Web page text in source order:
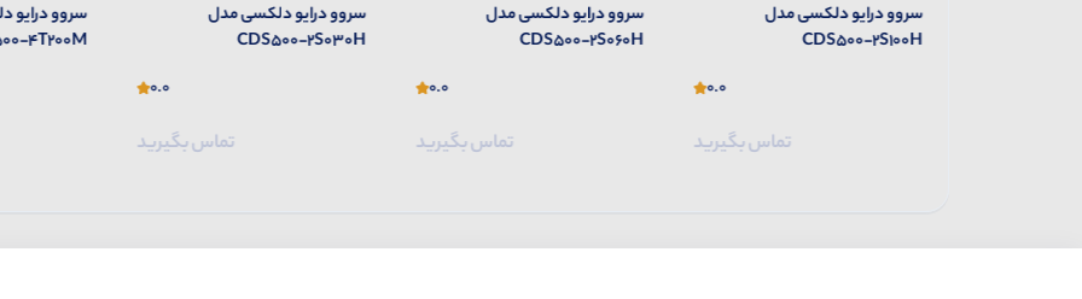
سروو درایو دلکسی مدل
CDS500-2S060H
0.0
تماس بگیرید
سروو درایو دلکسی مدل
CDS500-2S030H
0.0
تماس بگیرید
سروو درایو دلکسی مدل
CDS500-4T200M
0.0
تماس بگیرید
سروو درایو
2T200M